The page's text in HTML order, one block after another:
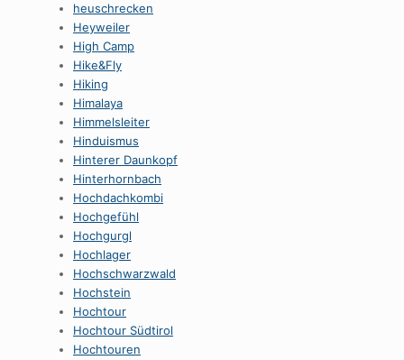
heuschrecken
Heyweiler
High Camp
Hike&Fly
Hiking
Himalaya
Himmelsleiter
Hinduismus
Hinterer Daunkopf
Hinterhornbach
Hochdachkombi
Hochgefühl
Hochgurgl
Hochlager
Hochschwarzwald
Hochstein
Hochtour
Hochtour Südtirol
Hochtouren